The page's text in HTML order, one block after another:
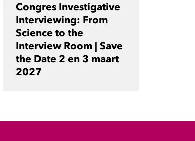
Congres Investigative
Interviewing: From
Science to the
Interview Room | Save
the Date 2 en 3 maart
2027